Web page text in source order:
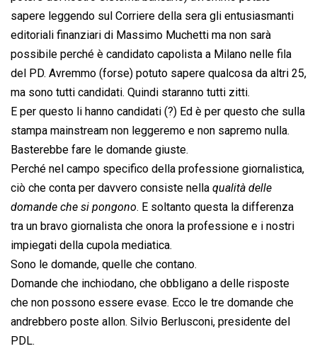
sapere leggendo sul Corriere della sera gli entusiasmanti
editoriali finanziari di Massimo Muchetti ma non sarà
possibile perché è candidato capolista a Milano nelle fila
del PD. Avremmo (forse) potuto sapere qualcosa da altri 25,
ma sono tutti candidati. Quindi staranno tutti zitti.
E per questo li hanno candidati (?) Ed è per questo che sulla
stampa mainstream non leggeremo e non sapremo nulla.
Basterebbe fare le domande giuste.
Perché nel campo specifico della professione giornalistica,
ciò che conta per davvero consiste nella  qualità delle
domande che si pongono. E soltanto questa la differenza
tra un bravo giornalista che onora la professione e i nostri
impiegati della cupola mediatica.
Sono le domande, quelle che contano.
Domande che inchiodano, che obbligano a delle risposte
che non possono essere evase. Ecco le tre domande che
andrebbero poste allon. Silvio Berlusconi, presidente del
PDL.